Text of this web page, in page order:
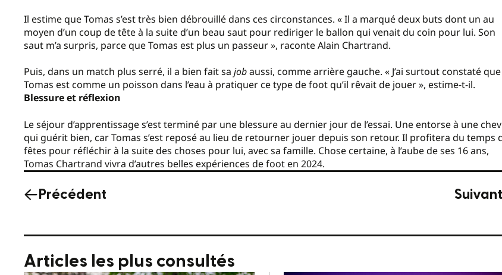
Il estime que Tomas s’est très bien débrouillé dans ces circonstances. « Il a marqué deux buts dont un au
moyen d’un coup de tête à la suite d’un beau saut pour rediriger le ballon qui venait du coin pour lui. Son
saut m’a surpris, parce que Tomas est plus un passeur », raconte Alain Chartrand.
Puis, dans un match plus serré, il a bien fait sa jobaussi, comme arrière gauche. « J’ai surtout constaté que
Tomas est comme un poisson dans l’eau à pratiquer ce type de foot qu’il rêvait de jouer », estime-t-il.
Blessure et réflexion
Le séjour d’apprentissage s’est terminé par une blessure au dernier jour de l’essai. Une entorse à une
qui guérit bien, car Tomas s’est reposé au lieu de retourner jouer depuis son retour. Il profitera du temps
fêtes pour réfléchir à la suite des choses pour lui, avec sa famille. Chose certaine, à l’aube de ses 16 ans,
Tomas Chartrand vivra d’autres belles expériences de foot en 2024.
Précédent Suivant
Articles les plus consultés